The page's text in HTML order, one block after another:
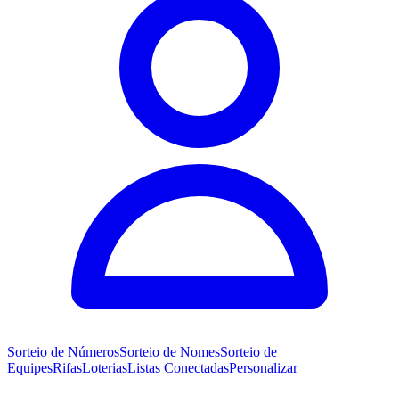
Sorteio de NúmerosSorteio de NomesSorteio de
EquipesRifasLoteriasListas ConectadasPersonalizar